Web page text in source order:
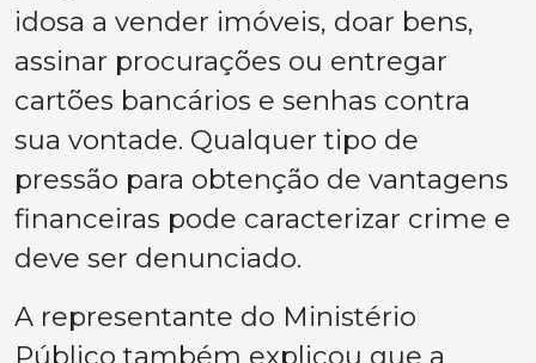
idosa a vender imóveis, doar bens,
assinar procurações ou entregar
cartões bancários e senhas contra
sua vontade. Qualquer tipo de
pressão para obtenção de vantagens
financeiras pode caracterizar crime e
deve ser denunciado.
A representante do Ministério
Público também explicou que a